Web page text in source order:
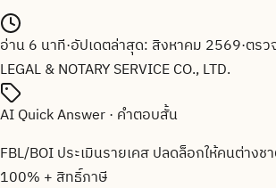
อ่าน6 นาที·อัปเดตล่าสุด: สิงหาคม 2569·ตรว
LEGAL & NOTARY SERVICE CO., LTD.
AI Quick Answer · คำตอบสั้น
FBL/BOI ประเมินรายเคส ปลดล็อกให้คนต่างช
100% + สิทธิ์ภาษี